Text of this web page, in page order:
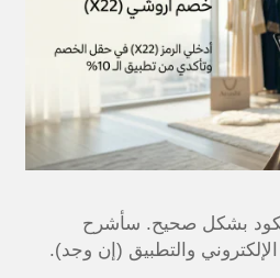
الكود بشكل صحيح. سأشرح
والتطبيق (إن وجد).